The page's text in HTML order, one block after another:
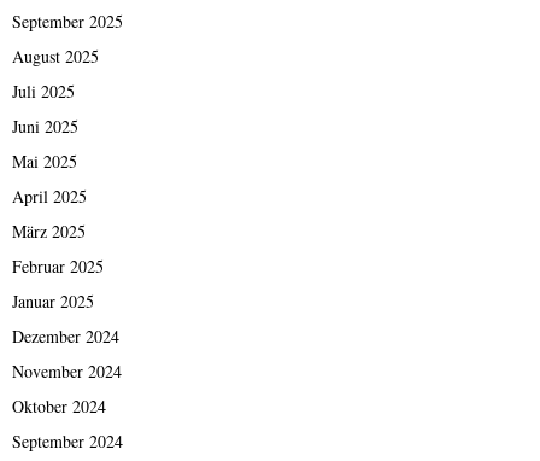
September 2025
August 2025
Juli 2025
Juni 2025
Mai 2025
April 2025
März 2025
Februar 2025
Januar 2025
Dezember 2024
November 2024
Oktober 2024
September 2024